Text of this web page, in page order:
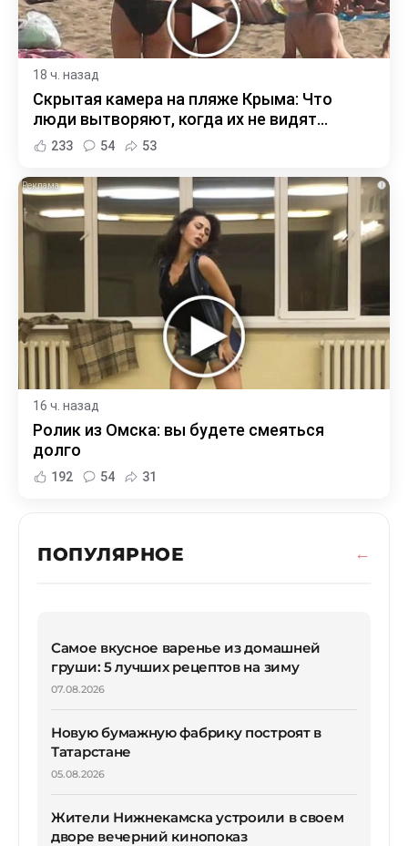
18 ч. назад
Скрытая камера на пляже Крыма: Что
люди вытворяют, когда их не видят...
233 54 53
i
16 ч. назад
Ролик из Омска: вы будете смеяться
долго
192 54 31
ПОПУЛЯРНОЕ
Самое вкусное варенье из домашней
груши: 5 лучших рецептов на зиму
07.08.2026
Новую бумажную фабрику построят в
Татарстане
05.08.2026
Жители Нижнекамска устроили в своем
дворе вечерний кинопоказ